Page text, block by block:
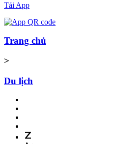
Tải App
Trang chủ
>
Du lịch